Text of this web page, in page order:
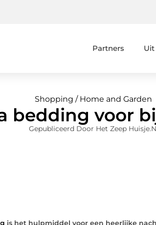
Partners Uit
Shopping / Home and Garden
bedding voor
Gepubliceerd Door Het Zeep
is het hulpmiddel voor een heerlijke